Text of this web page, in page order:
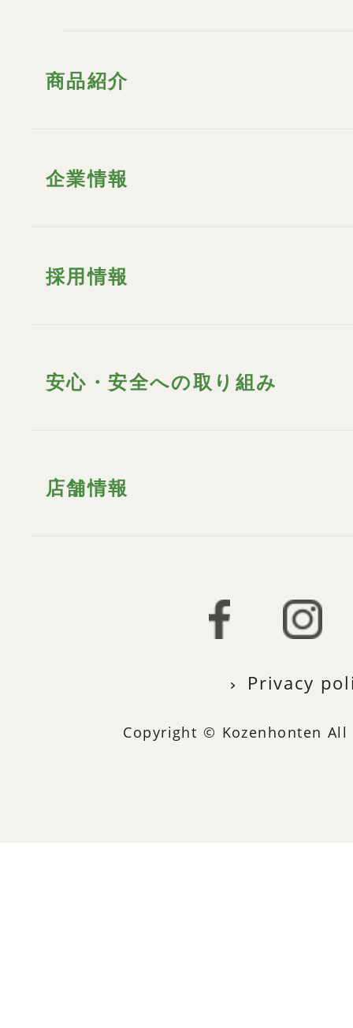
商品紹介
企業情報
採用情報
安心・安全への取り組み
店舗情報
Privacy
Copyright © Kozenhonten All